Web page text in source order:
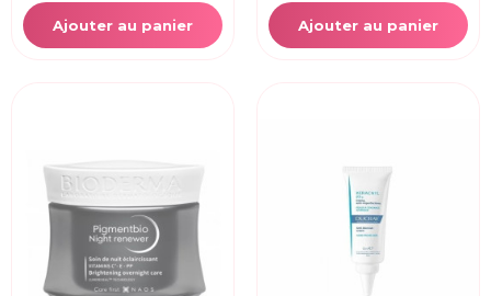
Ajouter au panier Ajouter au panier